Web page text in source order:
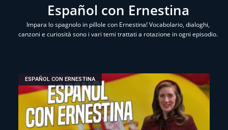
Español con Ernestina
Impara lo spagnolo in pillole con Ernestina! Vocabolario, dialoghi,
canzoni e curiosità sono i vari temi trattati a rotazione in ogni episodio.
ESPAÑOL CON ERNESTINA